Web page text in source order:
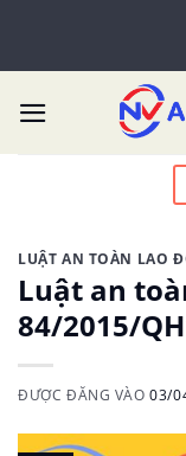
content
LUẬT AN TOÀN LAO
Luật an
84/2015/
ĐƯỢC ĐĂNG VÀO03/